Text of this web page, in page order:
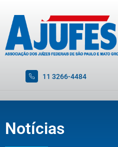
11 3266-4484
Notícias